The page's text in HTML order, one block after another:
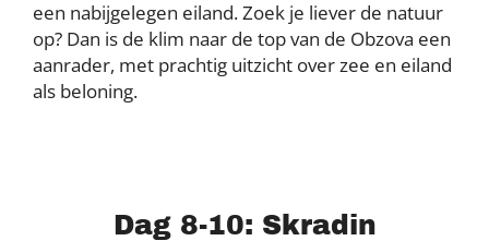
een nabijgelegen eiland. Zoek je liever de natuur
op? Dan is de klim naar de top van de Obzova een
aanrader, met prachtig uitzicht over zee en eiland
als beloning.
Dag 8-10: Skradin